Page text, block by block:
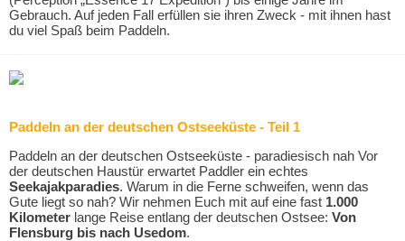
Gebrauch. Auf jeden Fall erfüllen sie ihren Zweck - mit ihnen hast
du viel Spaß beim Paddeln.
Paddeln an der deutschen Ostseeküste - Teil 1
Paddeln an der deutschen Ostseeküste - paradiesisch nah Vor
der deutschen Haustür erwartet Paddler ein echtes
Seekajakparadies. Warum in die Ferne schweifen, wenn das
Gute liegt so nah? Wir nehmen Euch mit auf eine fast 1.000
Kilometer lange Reise entlang der deutschen Ostsee: Von
Flensburg bis nach Usedom.